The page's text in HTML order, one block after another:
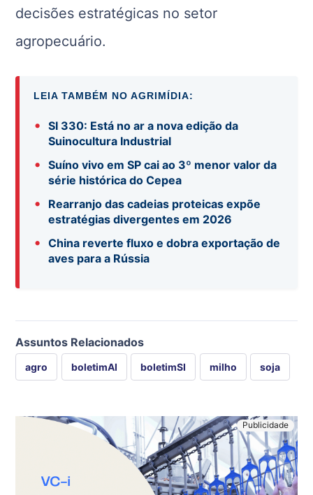
decisões estratégicas no setor
agropecuário.
LEIA TAMBÉM NO AGRIMÍDIA:
•
SI 330: Está no ar a nova edição da
Suinocultura Industrial
•
Suíno vivo em SP cai ao 3º menor valor da
série histórica do Cepea
•
Rearranjo das cadeias proteicas expõe
estratégias divergentes em 2026
•
China reverte fluxo e dobra exportação de
aves para a Rússia
Assuntos Relacionados
agro boletimAI boletimSI milho soja